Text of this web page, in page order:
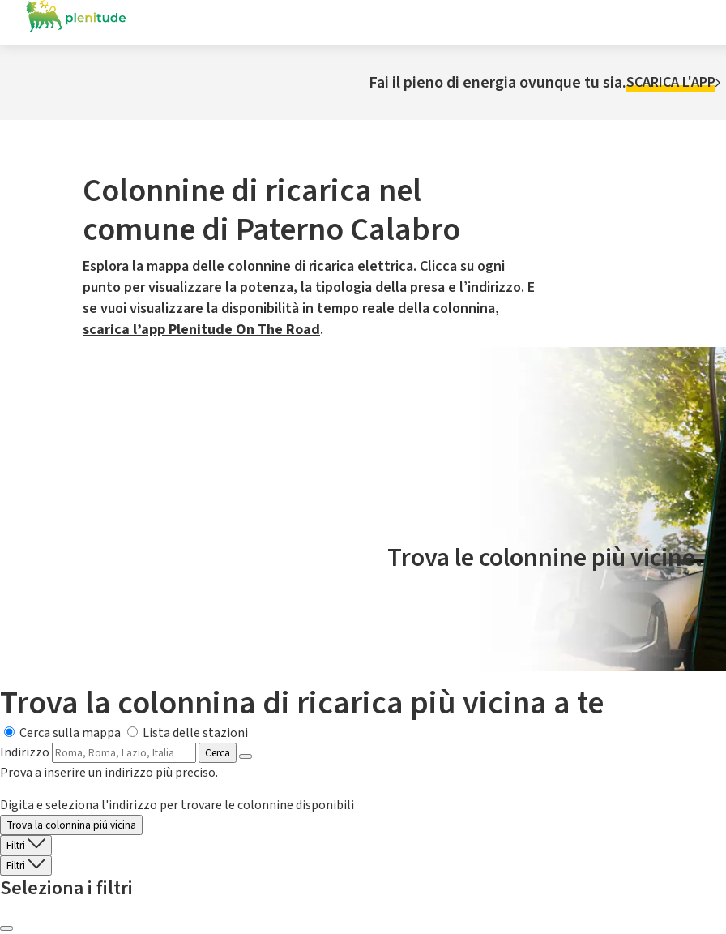
Fai il pieno di energia ovunque tu sia.SCARICA L'APP
Colonnine di ricarica nel
comune di Paterno Calabro
Esplora la mappa delle colonnine di ricarica elettrica. Clicca su ogni
punto per visualizzare la potenza, la tipologia della presa e l’indirizzo. E
se vuoi visualizzare la disponibilità in tempo reale della colonnina,
scarica l’app Plenitude On The Road.
Il servizio di mobilità elettrica è gestito da Plenitude On The Road
Trova le colonnine più vicine.
Trova la colonnina di ricarica più vicina a te
Cerca sulla mappa
Lista delle stazioni
Indirizzo
Cerca
Prova a inserire un indirizzo più preciso.
Digita e seleziona l'indirizzo per trovare le colonnine disponibili
Trova la colonnina piú vicina
Filtri
Filtri
Seleziona i filtri